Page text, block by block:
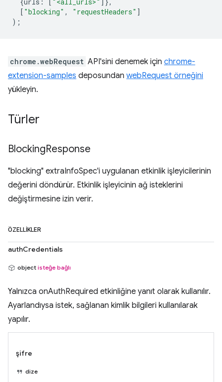
[ "blocking" , "requestHeaders" ]
);
chrome.webRequest API'sini denemek için chrome-
extension-samples deposundan webRequest örneğini
yükleyin.
Türler
BlockingResponse
"blocking" extraInfoSpec'i uygulanan etkinlik işleyicilerinin
değerini döndürür. Etkinlik işleyicinin ağ isteklerini
değiştirmesine izin verir.
ÖZELLIKLER
authCredentials
object isteğe bağlı
Yalnızca onAuthRequired etkinliğine yanıt olarak kullanılır.
Ayarlandıysa istek, sağlanan kimlik bilgileri kullanılarak
yapılır.
şifre
dize